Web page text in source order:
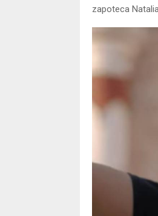
zapoteca